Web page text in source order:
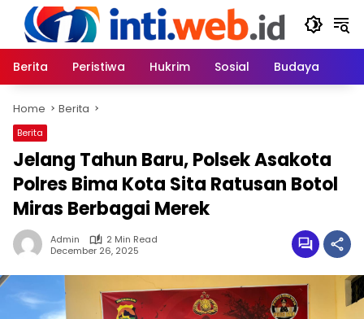
content
Berita
Peristiwa Hukrim Sosial Budaya
Home Berita
Berita
Jelang Tahun Baru, Polsek Asakota
Polres Bima Kota Sita Ratusan Botol
Miras Berbagai Merek
Admin
2 Min Read
December 26, 2025